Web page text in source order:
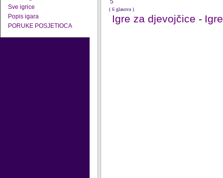
Sve igrice
Popis igara
PORUKE POSJETIOCA
5
( 6 glasova )
Igre za djevojčice -